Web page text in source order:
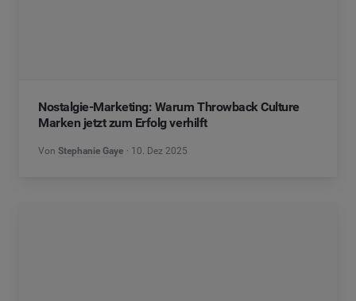
Nostalgie-Marketing: Warum Throwback Culture
Marken jetzt zum Erfolg verhilft
Von Stephanie Gaye 10. Dez 2025